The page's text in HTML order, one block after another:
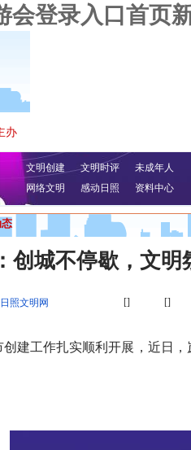
会登录入口首页
办
文明创建 文明时评
未成年人
网络文明
感动日照 资料中心
创城不停歇，文明
照文明网 [] []
工作扎实顺利开展，近日，